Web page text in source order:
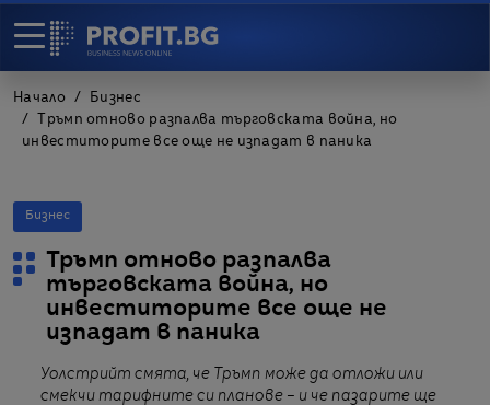
Начало
Бизнес
Тръмп отново разпалва търговската война, но
инвеститорите все още не изпадат в паника
Бизнес
Тръмп отново разпалва
търговската война, но
инвеститорите все още не
изпадат в паника
Уолстрийт смята, че Тръмп може да отложи или
смекчи тарифните си планове – и че пазарите ще